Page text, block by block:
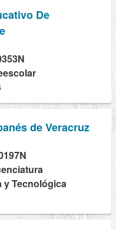
De
de Veracruz
y Tecnológica